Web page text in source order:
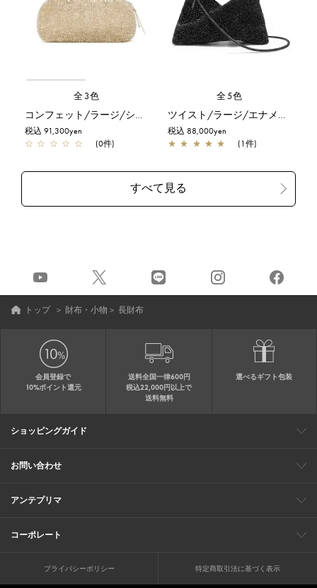
全3色
コンフェット/ラージ/シルバーゴールド
税込 91,300yen
☆ ☆ ☆ ☆ ☆ (0件)
全5色
ツイスト/ラージ/エナメルブラック
税込 88,000yen
★ ★ ★ ★ ★ (1件)
トップ ＞ 財布・小物 ＞ 長財布
会員登録で
10%ポイント還元
送料全国一律600円
税込22,000円以上で
送料無料
選べるギフト包装
ショッピングガイド
会員特典
ご購入・配送について
返品について
ギフト包装
FAQ
サイトマップ
お問い合わせ
メールでのお問い合わせ
お修理についてのお問い合わせ
お休みさせていただきます
アンテプリマ
ブランドサイト
ショップリスト
ワイヤーバッグについて
特集
オンラインストアニュース
コーポレート
プライバシーポリシー 特定商取引法に基づく表示